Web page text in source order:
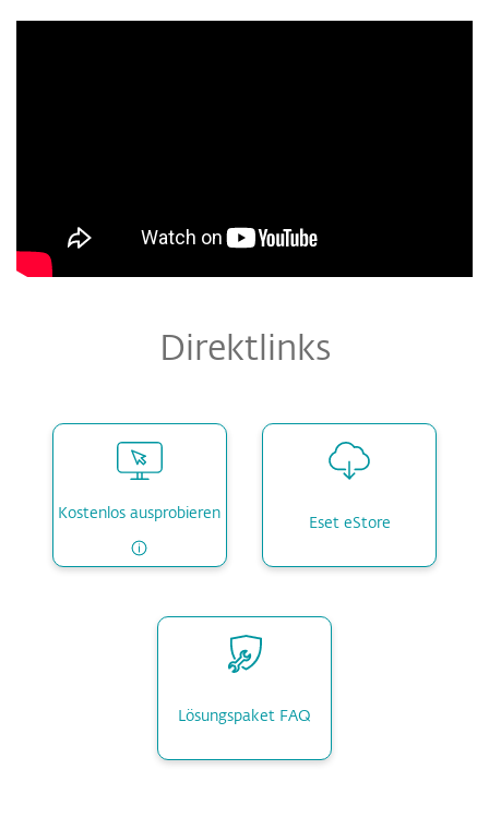
Direktlinks
Kostenlos ausprobieren
Eset eStore
Lösungspaket FAQ